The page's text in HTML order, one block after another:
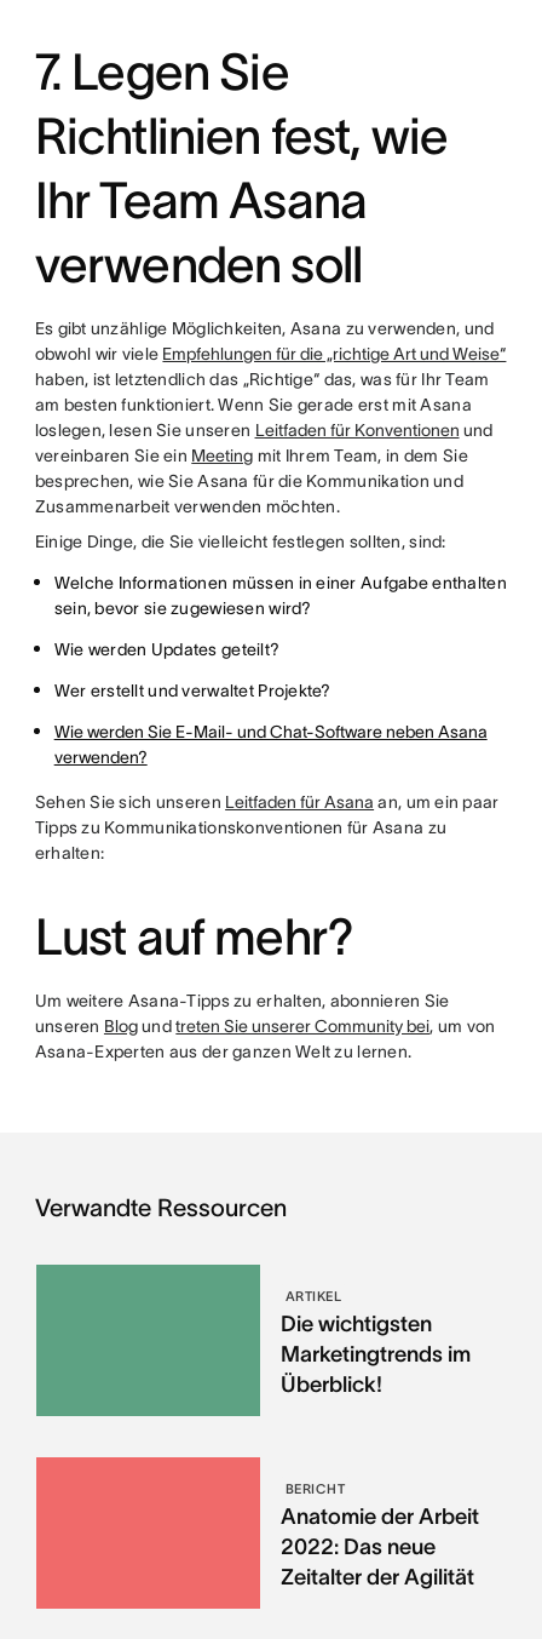
7. Legen Sie
Richtlinien fest, wie
Ihr Team Asana
verwenden soll
Es gibt unzählige Möglichkeiten, Asana zu verwenden, und
obwohl wir viele Empfehlungen für die „richtige Art und Weise“
haben, ist letztendlich das „Richtige“ das, was für Ihr Team
am besten funktioniert. Wenn Sie gerade erst mit Asana
loslegen, lesen Sie unseren Leitfaden für Konventionen und
vereinbaren Sie ein Meeting mit Ihrem Team, in dem Sie
besprechen, wie Sie Asana für die Kommunikation und
Zusammenarbeit verwenden möchten.
Einige Dinge, die Sie vielleicht festlegen sollten, sind:
Welche Informationen müssen in einer Aufgabe enthalten
sein, bevor sie zugewiesen wird?
Wie werden Updates geteilt?
Wer erstellt und verwaltet Projekte?
Wie werden Sie E-Mail- und Chat-Software neben Asana
verwenden?
Sehen Sie sich unseren Leitfaden für Asana an, um ein paar
Tipps zu Kommunikationskonventionen für Asana zu
erhalten:
Lust auf mehr?
Um weitere Asana-Tipps zu erhalten, abonnieren Sie
unseren Blogundtreten Sie unserer Community bei, um von
Asana-Experten aus der ganzen Welt zu lernen.
Verwandte Ressourcen
ARTIKEL
Die wichtigsten
Marketingtrends im
Überblick!
BERICHT
Anatomie der Arbeit
2022: Das neue
Zeitalter der Agilität